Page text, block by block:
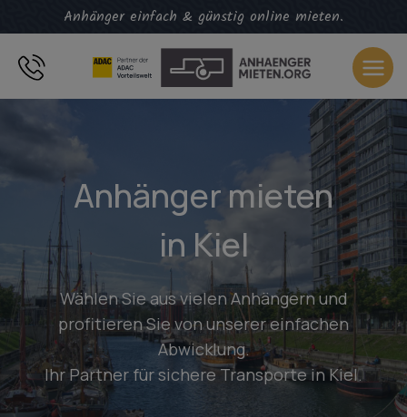
Inhalt
springen
Anhänger einfach & günstig online mieten.
Anhänger mieten
in Kiel
Wählen Sie aus vielen Anhängern und
profitieren Sie von unserer einfachen
Abwicklung.
Ihr Partner für sichere Transporte in Kiel.